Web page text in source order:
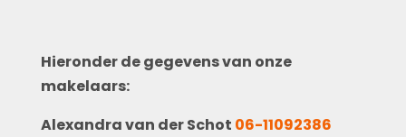
Hieronder de gegevens van onze
makelaars:
Alexandra van der Schot 06-11092386